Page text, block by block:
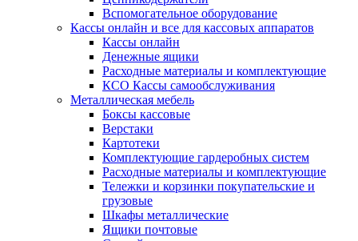
Вспомогательное оборудование
Кассы онлайн и все для кассовых аппаратов
Кассы онлайн
Денежные ящики
Расходные материалы и комплектующие
КСО Кассы самообслуживания
Металлическая мебель
Боксы кассовые
Верстаки
Картотеки
Комплектующие гардеробных систем
Расходные материалы и комплектующие
Тележки и корзинки покупательские и
грузовые
Шкафы металлические
Ящики почтовые